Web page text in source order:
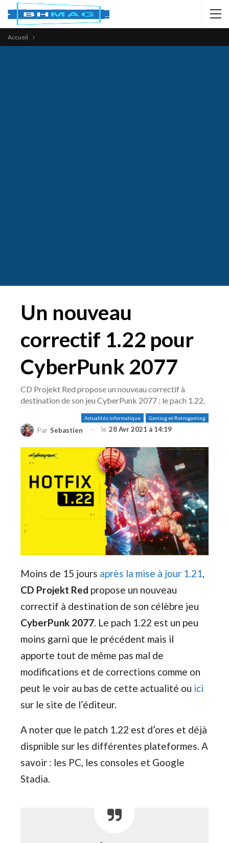
Accueil
Un nouveau
correctif 1.22 pour
CyberPunk 2077
CD Projekt Red propose un nouveau correctif à
destination de son jeu CyberPunk 2077 : le pach 1.22.
Actualités informatique Gaming et Retrogaming
Par Sebastien le 28 Avr 2021 à 14:19
Moins de 15 jours après la mise à jour 1.21,
CD Projekt Red propose un nouveau
correctif à destination de son célèbre jeu
CyberPunk 2077. Le pach 1.22 est un peu
moins garni que le précédent mais il
apporte tout de même pas mal de
modifications et de corrections comme on
peut le voir au bas de cette actualité ou ici
sur le site de l’éditeur.
A noter que le patch 1.22 est d’ores et déjà
dispnible sur les différentes plateformes. A
savoir : les PC, les consoles et Google
Stadia.